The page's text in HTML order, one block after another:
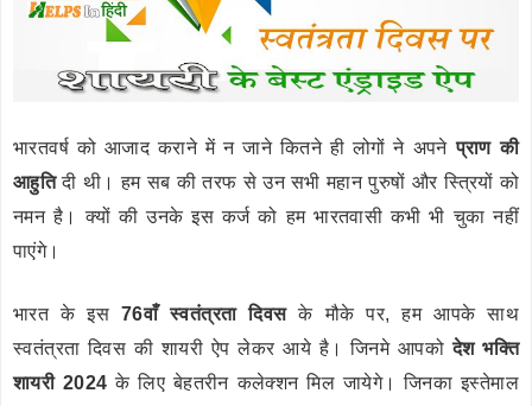
भारतवर्ष को आजाद कराने में न जाने कितने ही लोगों ने अपनेप्राण की
आहुतिदी थी। हम सब की तरफ से उन सभी महान पुरुषों और स्त्रियों को
नमन है। क्यों की उनके इस कर्ज को हम भारतवासी कभी भी चुका नहीं
पाएंगे।
भारत के इस76वाँ स्वतंत्रता दिवसके मौके पर, हम आपके साथ
स्वतंत्रता दिवस की शायरी ऐप लेकर आये है। जिनमे आपकोदेश भक्ति
शायरी 2024 के लिए बेहतरीन कलेक्शन मिल जायेगे। जिनका इस्तेमाल